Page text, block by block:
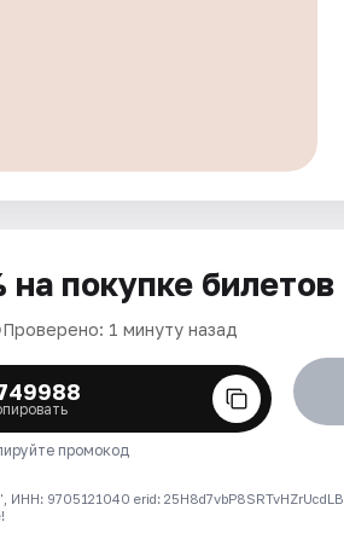
на покупке билетов
Проверено: 1 минуту назад
промокод
9705121040 erid: 25H8d7vbP8SRTvHZrUcdLB